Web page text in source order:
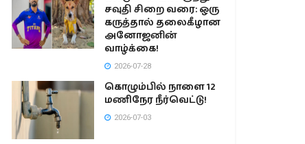
சவுதி சிறை வரை: ஒரு
கருத்தால் தலைகீழான
அனோஜனின்
வாழ்க்கை!
2026-07-28
கொழும்பில் நாளை 12
மணிநேர நீர்வெட்டு!
2026-07-03